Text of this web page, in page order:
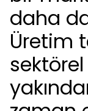
daha
Üretim